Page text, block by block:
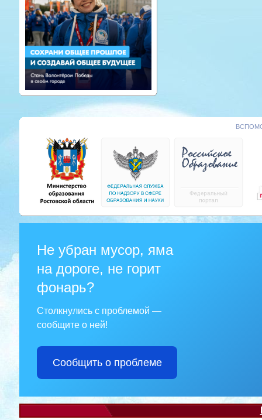
Не убран мусор, яма
на дороге, не горит
фонарь?
Столкнулись с проблемой —
сообщите о ней!
Сообщить о проблеме